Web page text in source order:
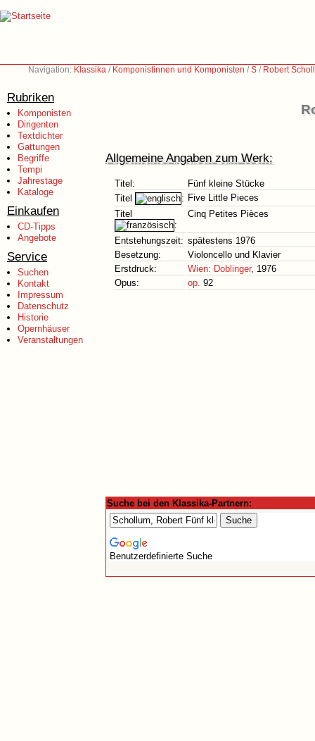
Navigation: Klassika / Komponistinnen und Komponisten /S / Robert
Rubriken
Komponisten
Dirigenten
Textdichter
Gattungen
Begriffe
Tempi
Jahrestage
Kataloge
Einkaufen
CD-Tipps
Angebote
Service
Suchen
Kontakt
Impressum
Datenschutz
Historie
Opernhäuser
Veranstaltungen
Allgemeine Angaben zum Werk:
Titel:
Fünf kleine Stücke
Titel
: Five Little Pieces
Titel
:
Cinq Petites Pièces
Entstehungszeit: spätestens 1976
Besetzung:
Violoncello und Klavier
Erstdruck:
Wien: Doblinger, 1976
Opus:
op. 92
Suche bei den Klassika-Partnern:
Benutzerdefinierte Suche